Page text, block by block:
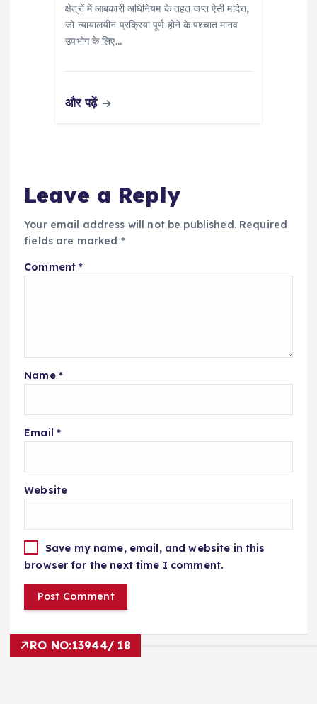
क्षेत्रों में आबकारी अधिनियम के तहत जप्त ऐसी मदिरा,
जो न्यायालयीन प्रक्रिया पूर्ण होने के पश्चात मानव
उपभोग के लिए…
और पढ़ें
Leave a Reply
Your email address will not be published. Required
fields are marked *
Comment*
Name *
Email *
Website
Save my name, email, and website in this
browser for the next time I comment.
RO NO:13944/ 18